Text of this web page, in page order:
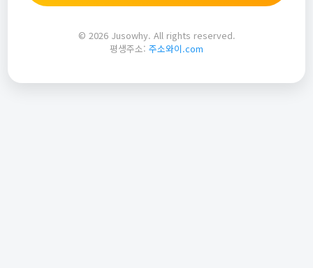
© 2026 Jusowhy. All rights reserved.
평생주소: 주소와이.com